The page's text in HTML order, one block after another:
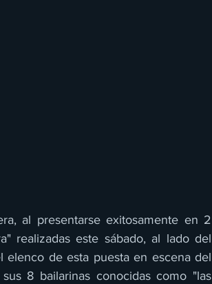
al presentarse exitosamente en 2
realizadas este sábado, al lado del
elenco de esta puesta en escena del
8 bailarinas conocidas como "las